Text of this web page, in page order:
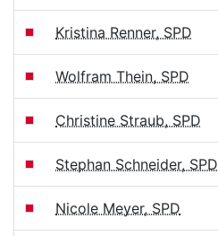
Kristina Renner, SPD
Wolfram Thein, SPD
Christine Straub, SPD
Stephan Schneider, SPD
Nicole Meyer, SPD